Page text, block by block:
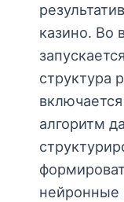
казино. Во
структура
алгоритм
нейронные